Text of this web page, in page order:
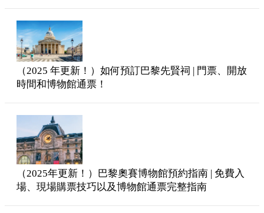
（2025 年更新！）如何預訂巴黎先賢祠 | 門票、開放
時間和博物館通票！
（2025年更新！）巴黎奧賽博物館預約指南 | 免費入
場、現場購票技巧以及博物館通票完整指南